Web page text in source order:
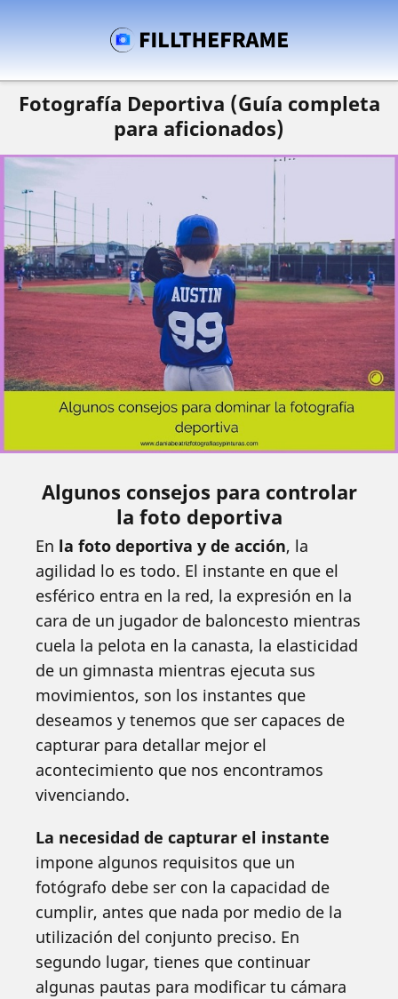
Fotografía Deportiva (Guía completa
para aficionados)
Algunos consejos para controlar
la foto deportiva
En la foto deportiva y de acción, la
agilidad lo es todo. El instante en que el
esférico entra en la red, la expresión en la
cara de un jugador de baloncesto mientras
cuela la pelota en la canasta, la elasticidad
de un gimnasta mientras ejecuta sus
movimientos, son los instantes que
deseamos y tenemos que ser capaces de
capturar para detallar mejor el
acontecimiento que nos encontramos
vivenciando.
La necesidad de capturar el instante
impone algunos requisitos que un
fotógrafo debe ser con la capacidad de
cumplir, antes que nada por medio de la
utilización del conjunto preciso. En
segundo lugar, tienes que continuar
algunas pautas para modificar tu cámara